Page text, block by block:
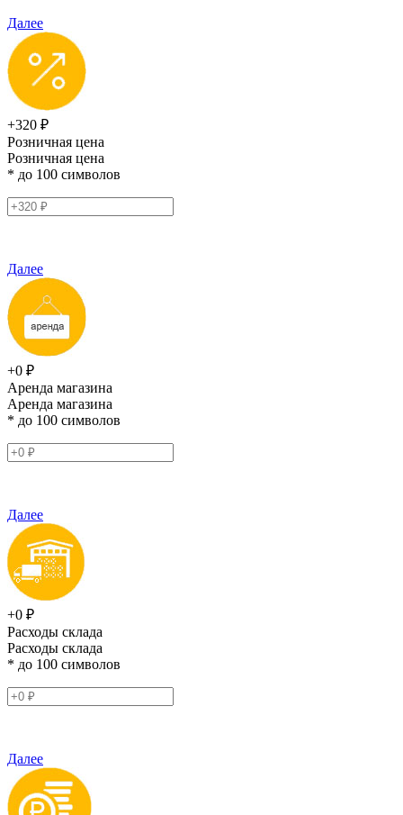
Далее
+320 ₽
Розничная цена
Розничная цена
* до 100 символов
Далее
+0 ₽
Аренда магазина
Аренда магазина
* до 100 символов
Далее
+0 ₽
Расходы склада
Расходы склада
* до 100 символов
Далее